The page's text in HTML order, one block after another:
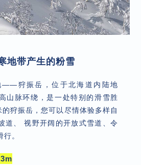
地带产生的粉雪
——狩振岳，位于北海道内陆地
山脉环绕，是一处特别的滑雪胜
狩振岳，您可以尽情体验多样自
道、 视野开阔的开放式雪道、令
。